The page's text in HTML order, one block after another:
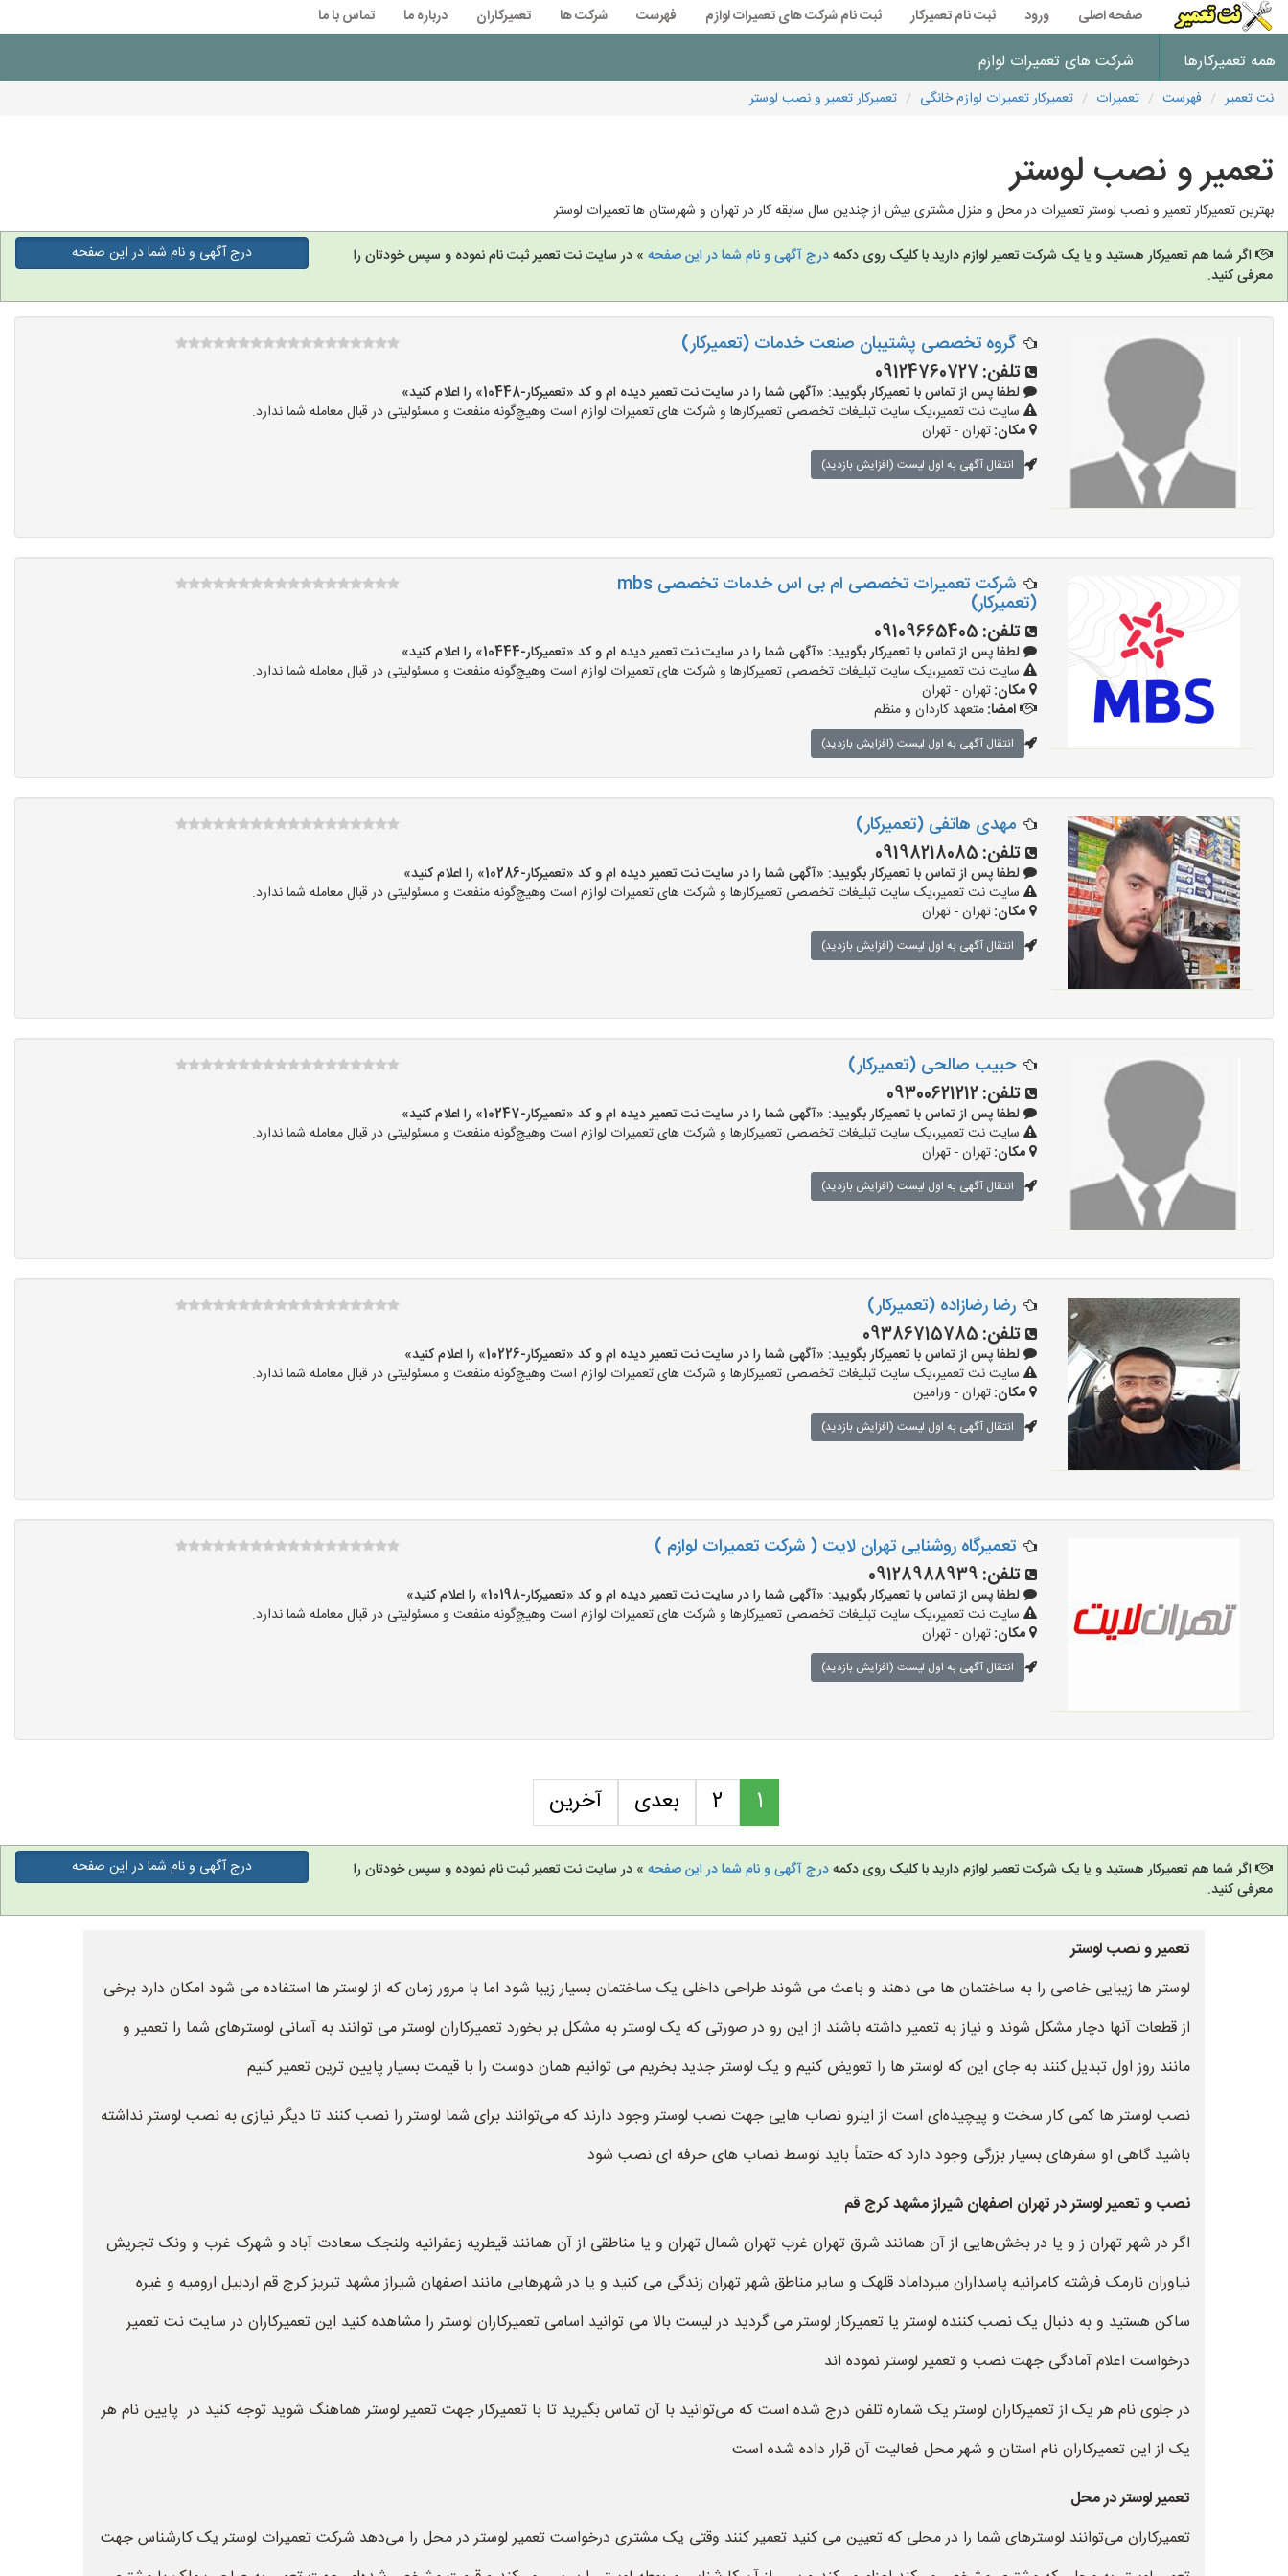
صفحه اصلی ورود ثبت نام تعمیرکار ثبت نام شرکت های تعمیرات لوازم فهرست شرکت ها تعمیرکاران درباره ما تماس با ما
همه تعمیرکارها شرکت های تعمیرات لوازم
نت تعمیر فهرست تعمیرات تعمیرکار تعمیرات لوازم خانگی تعمیرکار تعمیر و نصب لوستر
تعمیر و نصب لوستر
بهترین تعمیرکار تعمیر و نصب لوستر تعمیرات در محل و منزل مشتری بیش از چندین سال سابقه کار در تهران و شهرستان ها تعمیرات لوستر
اگر شما هم تعمیرکار هستید و یا یک شرکت تعمیر لوازم دارید با کلیک روی دکمهدرج آگهی و نام شما در این صفحه » در سایت نت تعمیر ثبت نام نموده و سپس خودتان را
معرفی کنید.
درج آگهی و نام شما در این صفحه
گروه تخصصی پشتیبان صنعت خدمات (تعمیرکار)
تلفن: 09124760727
لطفا پس از تماس با تعمیرکار بگویید: «آگهی شما را در سایت نت تعمیر دیده ام و کد «تعمیرکار-10448» را اعلام کنید»
سایت نت تعمیر،یک سایت تبلیغات تخصصی تعمیرکارها و شرکت های تعمیرات لوازم است وهیچ‌گونه منفعت و مسئولیتی در قبال معامله شما ندارد.
مکان:تهران - تهران
انتقال آگهی به اول لیست (افزایش بازدید)
شرکت تعمیرات تخصصی ام بی اس خدمات تخصصی mbs
(تعمیرکار)
تلفن: 09109665405‏‪‬‏
لطفا پس از تماس با تعمیرکار بگویید: «آگهی شما را در سایت نت تعمیر دیده ام و کد «تعمیرکار-10444» را اعلام کنید»
سایت نت تعمیر،یک سایت تبلیغات تخصصی تعمیرکارها و شرکت های تعمیرات لوازم است وهیچ‌گونه منفعت و مسئولیتی در قبال معامله شما ندارد.
مکان:تهران - تهران
امضا:متعهد کاردان و منظم
انتقال آگهی به اول لیست (افزایش بازدید)
مهدی هاتفی (تعمیرکار)
تلفن: 09198218085
لطفا پس از تماس با تعمیرکار بگویید: «آگهی شما را در سایت نت تعمیر دیده ام و کد «تعمیرکار-10286» را اعلام کنید»
سایت نت تعمیر،یک سایت تبلیغات تخصصی تعمیرکارها و شرکت های تعمیرات لوازم است وهیچ‌گونه منفعت و مسئولیتی در قبال معامله شما ندارد.
مکان:تهران - تهران
انتقال آگهی به اول لیست (افزایش بازدید)
حبیب صالحی (تعمیرکار)
تلفن:09300621212
لطفا پس از تماس با تعمیرکار بگویید: «آگهی شما را در سایت نت تعمیر دیده ام و کد «تعمیرکار-10247» را اعلام کنید»
سایت نت تعمیر،یک سایت تبلیغات تخصصی تعمیرکارها و شرکت های تعمیرات لوازم است وهیچ‌گونه منفعت و مسئولیتی در قبال معامله شما ندارد.
مکان:تهران - تهران
انتقال آگهی به اول لیست (افزایش بازدید)
رضا رضازاده (تعمیرکار)
تلفن: 09386715785
لطفا پس از تماس با تعمیرکار بگویید: «آگهی شما را در سایت نت تعمیر دیده ام و کد «تعمیرکار-10226» را اعلام کنید»
سایت نت تعمیر،یک سایت تبلیغات تخصصی تعمیرکارها و شرکت های تعمیرات لوازم است وهیچ‌گونه منفعت و مسئولیتی در قبال معامله شما ندارد.
مکان:تهران - ورامین
انتقال آگهی به اول لیست (افزایش بازدید)
تعمیرگاه روشنایی تهران لایت ( شرکت تعمیرات لوازم )
تلفن: 09128988939
لطفا پس از تماس با تعمیرکار بگویید: «آگهی شما را در سایت نت تعمیر دیده ام و کد «تعمیرکار-10198» را اعلام کنید»
سایت نت تعمیر،یک سایت تبلیغات تخصصی تعمیرکارها و شرکت های تعمیرات لوازم است وهیچ‌گونه منفعت و مسئولیتی در قبال معامله شما ندارد.
مکان:تهران - تهران
انتقال آگهی به اول لیست (افزایش بازدید)
1
2 بعدی آخرین
اگر شما هم تعمیرکار هستید و یا یک شرکت تعمیر لوازم دارید با کلیک روی دکمهدرج آگهی و نام شما در این صفحه » در سایت نت تعمیر ثبت نام نموده و سپس خودتان را
معرفی کنید.
درج آگهی و نام شما در این صفحه
تعمیر و نصب لوستر
لوستر ها زیبایی خاصی را به ساختمان ها می دهند و باعث می شوند طراحی داخلی یک ساختمان بسیار زیبا شود اما با مرور زمان که از لوستر ها استفاده می شود امکان دارد برخی
از قطعات آنها دچار مشکل شوند و نیاز به تعمیر داشته باشند از این رو در صورتی که یک لوستر به مشکل بر بخورد تعمیرکاران لوستر می توانند به آسانی لوسترهای شما را تعمیر و
مانند روز اول تبدیل کنند به جای این که لوستر ها را تعویض کنیم و یک لوستر جدید بخریم می توانیم همان دوست را با قیمت بسیار پایین ترین تعمیر کنیم
نصب لوستر ها کمی کار سخت و پیچیده‌ای است از اینرو نصاب هایی جهت نصب لوستر وجود دارند که می‌توانند برای شما لوستر را نصب کنند تا دیگر نیازی به نصب لوستر نداشته
باشید گاهی او سفرهای بسیار بزرگی وجود دارد که حتماً باید توسط نصاب های حرفه ای نصب شود
نصب و تعمیر لوستر در تهران اصفهان شیراز مشهد کرج قم
اگر در شهر تهران ز و یا در بخش‌هایی از آن همانند شرق تهران غرب تهران شمال تهران و یا مناطقی از آن همانند قیطریه زعفرانیه ولنجک سعادت آباد و شهرک غرب و ونک تجریش
نیاوران نارمک فرشته کامرانیه پاسداران میرداماد قلهک و سایر مناطق شهر تهران زندگی می کنید و یا در شهرهایی مانند اصفهان شیراز مشهد تبریز کرج قم اردبیل ارومیه و غیره
ساکن هستید و به دنبال یک نصب کننده لوستر یا تعمیرکار لوستر می گردید در لیست بالا می توانید اسامی تعمیرکاران لوستر را مشاهده کنید این تعمیرکاران در سایت نت تعمیر
درخواست اعلام آمادگی جهت نصب و تعمیر لوستر نموده اند
در جلوی نام هر یک از تعمیرکاران لوستر یک شماره تلفن درج شده است که می‌توانید با آن تماس بگیرید تا با تعمیرکار جهت تعمیر لوستر هماهنگ شوید توجه کنید در پایین نام هر
یک از این تعمیرکاران نام استان و شهر محل فعالیت آن قرار داده شده است
تعمیر لوستر در محل
تعمیرکاران می‌توانند لوسترهای شما را در محلی که تعیین می کنید تعمیر کنند وقتی یک مشتری درخواست تعمیر لوستر در محل را می‌دهد شرکت تعمیرات لوستر یک کارشناس جهت